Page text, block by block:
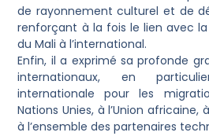
de rayonnement culturel et de
renforçant à la fois le lien avec
du Mali à l’international.
Enfin, il a exprimé sa profonde
internationaux, en
internationale pour les
Nations Unies, à l’Union africaine,
à l’ensemble des partenaires